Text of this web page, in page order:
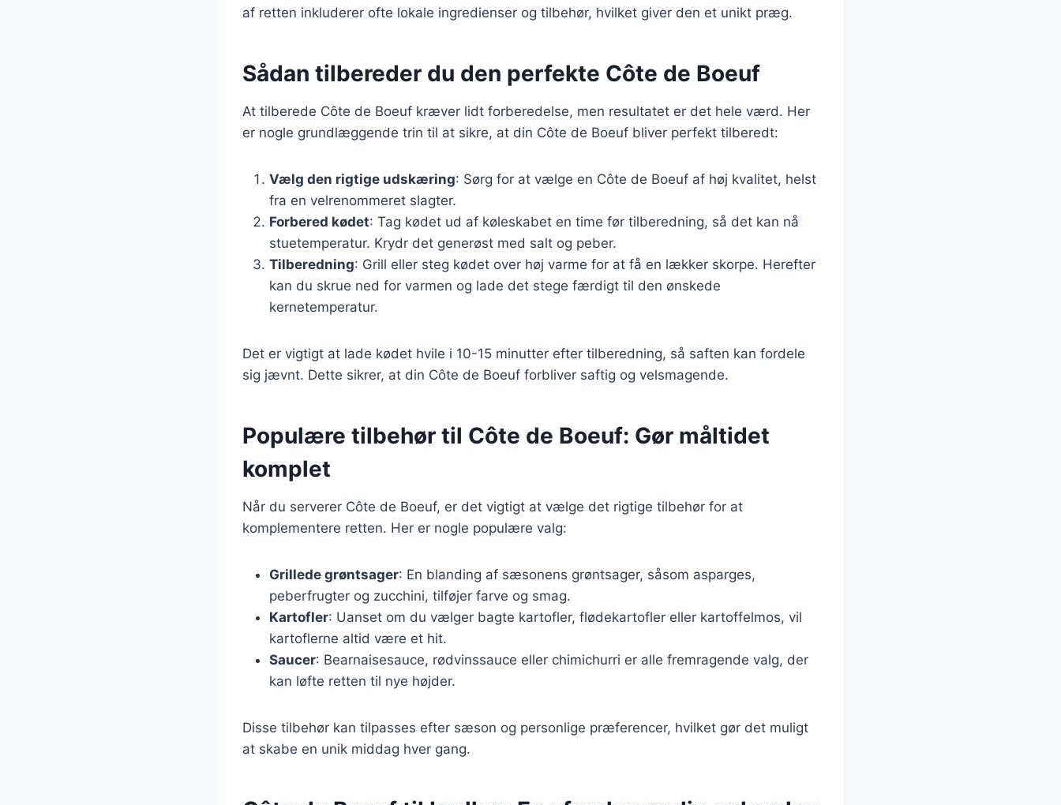
af retten inkluderer ofte lokale ingredienser og tilbehør, hvilket giver den et unikt præg.
Sådan tilbereder du den perfekte Côte de Boeuf
At tilberede Côte de Boeuf kræver lidt forberedelse, men resultatet er det hele værd. Her
er nogle grundlæggende trin til at sikre, at din Côte de Boeuf bliver perfekt tilberedt:
Vælg den rigtige udskæring: Sørg for at vælge en Côte de Boeuf af høj kvalitet, helst
fra en velrenommeret slagter.
Forbered kødet: Tag kødet ud af køleskabet en time før tilberedning, så det kan nå
stuetemperatur. Krydr det generøst med salt og peber.
Tilberedning: Grill eller steg kødet over høj varme for at få en lækker skorpe. Herefter
kan du skrue ned for varmen og lade det stege færdigt til den ønskede
kernetemperatur.
Det er vigtigt at lade kødet hvile i 10-15 minutter efter tilberedning, så saften kan fordele
sig jævnt. Dette sikrer, at din Côte de Boeuf forbliver saftig og velsmagende.
Populære tilbehør til Côte de Boeuf: Gør måltidet
komplet
Når du serverer Côte de Boeuf, er det vigtigt at vælge det rigtige tilbehør for at
komplementere retten. Her er nogle populære valg:
Grillede grøntsager: En blanding af sæsonens grøntsager, såsom asparges,
peberfrugter og zucchini, tilføjer farve og smag.
Kartofler: Uanset om du vælger bagte kartofler, flødekartofler eller kartoffelmos, vil
kartoflerne altid være et hit.
Saucer: Bearnaisesauce, rødvinssauce eller chimichurri er alle fremragende valg, der
kan løfte retten til nye højder.
Disse tilbehør kan tilpasses efter sæson og personlige præferencer, hvilket gør det muligt
at skabe en unik middag hver gang.